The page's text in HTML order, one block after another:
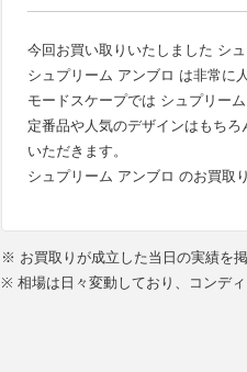
今回お買い取りいたしました シ
シュプリーム アンブロ は非常に
モードスケープでは シュプリー
定番品や人気のデザインはもち
いただきます。
シュプリーム アンブロ のお買取
※ お買取りが成立した当日の実績を掲
※ 相場は日々変動しており、コンデ